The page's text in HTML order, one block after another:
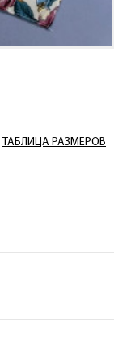
ТАБЛИЦА РАЗМЕРОВ